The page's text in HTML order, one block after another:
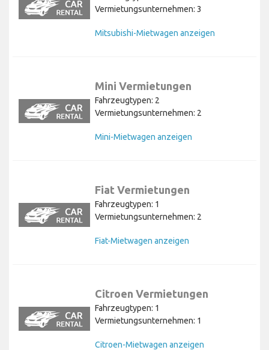
Vermietungsunternehmen: 3
Mitsubishi-Mietwagen anzeigen
Mini Vermietungen
Fahrzeugtypen: 2
Vermietungsunternehmen: 2
Mini-Mietwagen anzeigen
Fiat Vermietungen
Fahrzeugtypen: 1
Vermietungsunternehmen: 2
Fiat-Mietwagen anzeigen
Citroen Vermietungen
Fahrzeugtypen: 1
Vermietungsunternehmen: 1
Citroen-Mietwagen anzeigen